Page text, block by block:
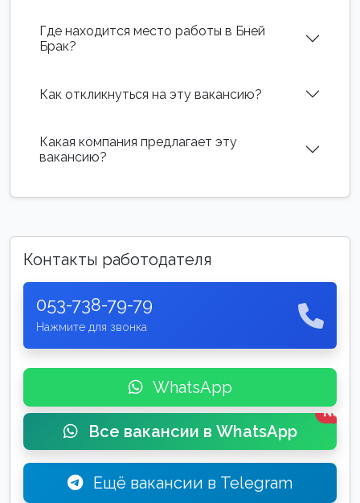
Где находится место работы в Бней
Брак?
Как откликнуться на эту вакансию?
Какая компания предлагает эту
вакансию?
Контакты работодателя
053-738-79-79
Нажмите для звонка
WhatsApp
Все вакансии в WhatsApp
New
Ещё вакансии в Telegram